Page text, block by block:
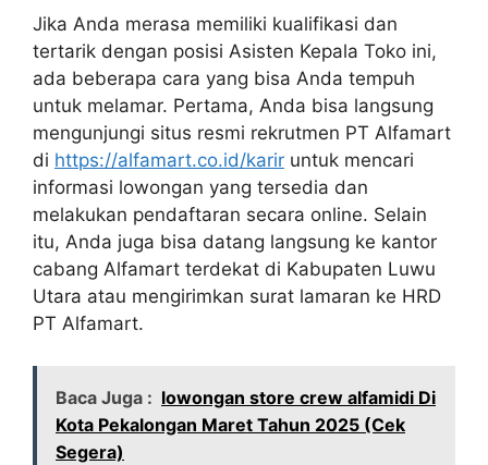
Jika Anda merasa memiliki kualifikasi dan
tertarik dengan posisi Asisten Kepala Toko ini,
ada beberapa cara yang bisa Anda tempuh
untuk melamar. Pertama, Anda bisa langsung
mengunjungi situs resmi rekrutmen PT Alfamart
di https://alfamart.co.id/karir untuk mencari
informasi lowongan yang tersedia dan
melakukan pendaftaran secara online. Selain
itu, Anda juga bisa datang langsung ke kantor
cabang Alfamart terdekat di Kabupaten Luwu
Utara atau mengirimkan surat lamaran ke HRD
PT Alfamart.
Baca Juga : lowongan store crew alfamidi Di
Kota Pekalongan Maret Tahun 2025 (Cek
Segera)